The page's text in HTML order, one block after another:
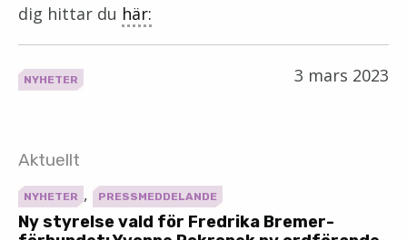
dig hittar du här:
NYHETER 3 mars 2023
Aktuellt
NYHETER , PRESSMEDDELANDE
Ny styrelse vald för Fredrika Bremer-